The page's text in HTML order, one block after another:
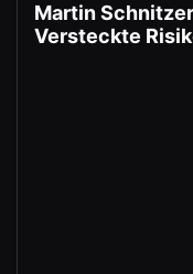
Martin Schnitzer
Versteckte